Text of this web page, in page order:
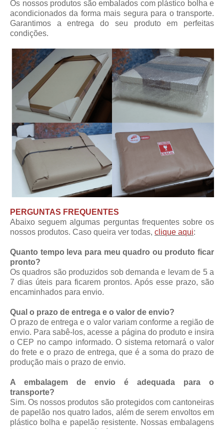
Os nossos produtos são embalados com plástico bolha e
acondicionados da forma mais segura para o transporte.
Garantimos a entrega do seu produto em perfeitas
condições.
PERGUNTAS FREQUENTES
Abaixo seguem algumas perguntas frequentes sobre os
nossos produtos. Caso queira ver todas, clique aqui:
Quanto tempo leva para meu quadro ou produto ficar
pronto?
Os quadros são produzidos sob demanda e levam de 5 a
7 dias úteis para ficarem prontos. Após esse prazo, são
encaminhados para envio.
Qual o prazo de entrega e o valor de envio?
O prazo de entrega e o valor variam conforme a região de
envio. Para sabê-los, acesse a página do produto e insira
o CEP no campo informado. O sistema retornará o valor
do frete e o prazo de entrega, que é a soma do prazo de
produção mais o prazo de envio.
A embalagem de envio é adequada para o
transporte?
Sim. Os nossos produtos são protegidos com cantoneiras
de papelão nos quatro lados, além de serem envoltos em
plástico bolha e papelão resistente. Nossas embalagens